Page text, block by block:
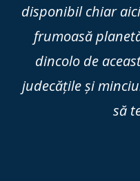
disponibil chiar
frumoasă
dincolo de
judecățile și
să